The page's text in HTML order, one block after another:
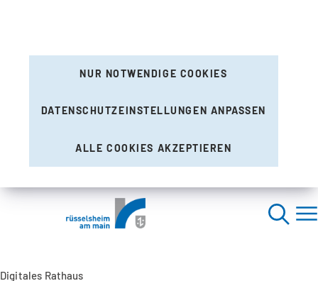
NUR NOTWENDIGE COOKIES
DATENSCHUTZEINSTELLUNGEN ANPASSEN
ALLE COOKIES AKZEPTIEREN
Digitales Rathaus